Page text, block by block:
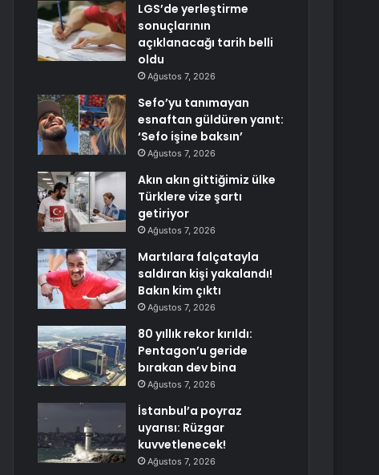
LGS’de yerleştirme
sonuçlarının
açıklanacağı tarih belli
oldu
Ağustos 7, 2026
Sefo’yu tanımayan
esnaftan güldüren yanıt:
‘Sefo işine baksın’
Ağustos 7, 2026
Akın akın gittiğimiz ülke
Türklere vize şartı
getiriyor
Ağustos 7, 2026
Martılara falçatayla
saldıran kişi yakalandı!
Bakın kim çıktı
Ağustos 7, 2026
80 yıllık rekor kırıldı:
Pentagon’u geride
bırakan dev bina
Ağustos 7, 2026
İstanbul’a poyraz
uyarısı: Rüzgar
kuvvetlenecek!
Ağustos 7, 2026